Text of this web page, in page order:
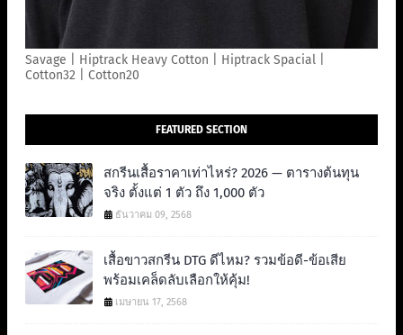
Savage | Hiptrack Heavy Cotton | Hiptrack Spacial |
Cotton32 | Cotton20
FEATURED SECTION
สกรีนเสื้อราคาเท่าไหร่? 2026 — ตารางต้นทุน
จริง ตั้งแต่ 1 ตัว ถึง 1,000 ตัว
ธันวาคม 09, 2568
เสื้อขาวสกรีน DTG ดีไหม? รวมข้อดี-ข้อเสีย
พร้อมเคล็ดลับเลือกให้คุ้ม!
เมษายน 17, 2568